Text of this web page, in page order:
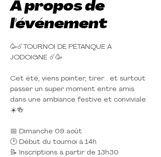
À propos de
l'événement
🥳☄️TOURNOI DE PÉTANQUE À
JODOIGNE ☄️🥳
Cet été, viens pointer, tirer… et surtout
passer un super moment entre amis
dans une ambiance festive et conviviale
☀️🍻
📅 Dimanche 09 août
🕑 Début du tournoi à 14h
📝 Inscriptions à partir de 13h30